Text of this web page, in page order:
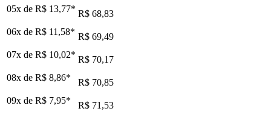
05x de R$ 13,77* R$ 68,83
06x de R$ 11,58* R$ 69,49
07x de R$ 10,02* R$ 70,17
08x de R$ 8,86*
R$ 70,85
09x de R$ 7,95*
R$ 71,53